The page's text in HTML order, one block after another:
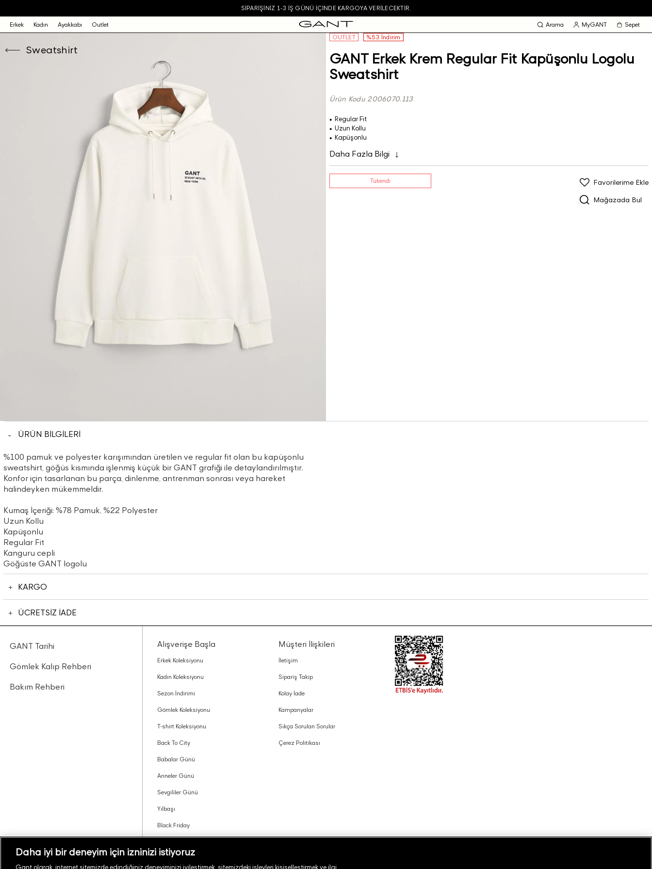
SIPARIŞINIZ 1-3 IŞ GÜNÜ IÇINDE KARGOYA VERILECEKTIR.
Erkek Kadın Ayakkabı Outlet Arama MyGANT Sepet
Sweatshirt
OUTLET %53 İndirim
GANT Erkek Krem Regular Fit Kapüşonlu Logolu
Sweatshirt
Ürün Kodu 2006070.113
Regular Fit
Uzun Kollu
Kapüşonlu
Daha Fazla Bilgi
Tükendi
Mağazada Bul
Favorilerime Ekle
ÜRÜN BİLGİLERİ
%100 pamuk ve polyester karışımından üretilen ve regular fit olan bu kapüşonlu
sweatshirt, göğüs kısmında işlenmiş küçük bir GANT grafiği ile detaylandırılmıştır.
Konfor için tasarlanan bu parça, dinlenme, antrenman sonrası veya hareket
halindeyken mükemmeldir.
Kumaş İçeriği: %78 Pamuk, %22 Polyester
Uzun Kollu
Kapüşonlu
Regular Fit
Kanguru cepli
Göğüste GANT logolu
KARGO
ÜCRETSİZ İADE
GANT Tarihi
Gömlek Kalıp Rehberi
Bakım Rehberi
Alışverişe Başla
Erkek Koleksiyonu
Kadın Koleksiyonu
Sezon İndirimi
Gömlek Koleksiyonu
T-shirt Koleksiyonu
Back To City
Babalar Günü
Anneler Günü
Sevgililer Günü
Yılbaşı
Black Friday
Müşteri İlişkileri
İletişim
Sipariş Takip
Kolay İade
Kampanyalar
Sıkça Sorulan Sorular
Çerez Politikası
Daha iyi bir deneyim için izninizi istiyoruz
Gant olarak, internet sitemizde edindiğiniz deneyiminizi iyileştirmek, sitemizdeki işlevleri kişiselleştirmek ve ilgi